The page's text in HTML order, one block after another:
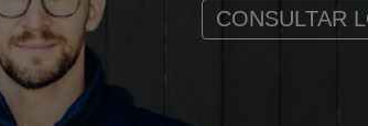
CONSULTAR